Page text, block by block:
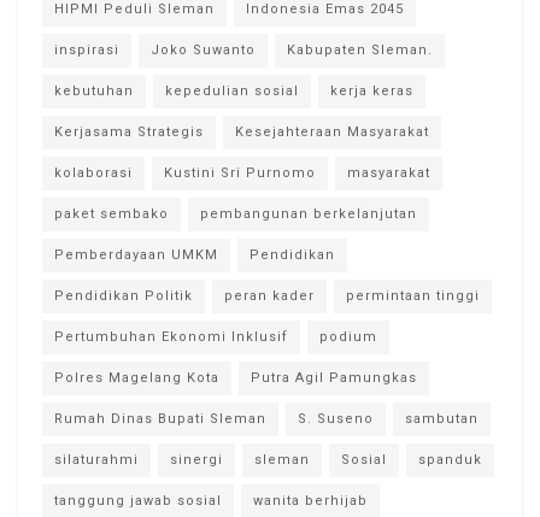
HIPMI Peduli Sleman Indonesia Emas 2045
inspirasi Joko Suwanto Kabupaten Sleman.
kebutuhan kepedulian sosial kerja keras
Kerjasama Strategis Kesejahteraan Masyarakat
kolaborasi Kustini Sri Purnomo masyarakat
paket sembako pembangunan berkelanjutan
Pemberdayaan UMKM Pendidikan
Pendidikan Politik peran kader permintaan tinggi
Pertumbuhan Ekonomi Inklusif podium
Polres Magelang Kota Putra Agil Pamungkas
Rumah Dinas Bupati Sleman S. Suseno sambutan
silaturahmi sinergi sleman Sosial spanduk
tanggung jawab sosial wanita berhijab